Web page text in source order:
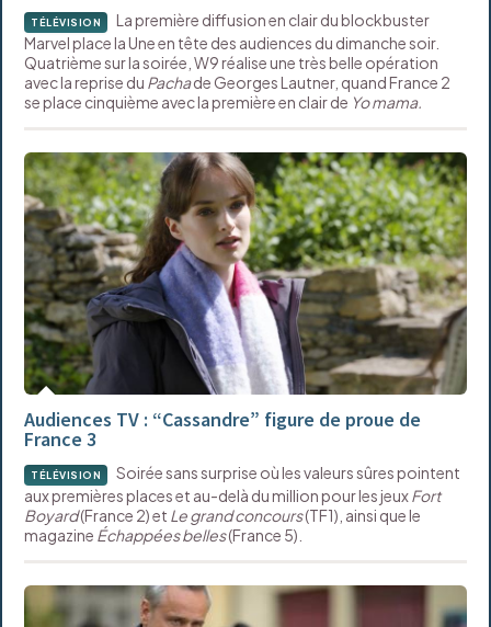
TÉLÉVISION
La première diffusion en clair du blockbuster
Marvel place la Une en tête des audiences du dimanche soir.
Quatrième sur la soirée, W9 réalise une très belle opération
avec la reprise du Pachade Georges Lautner, quand France 2
se place cinquième avec la première en clair de Yo mama.
Audiences TV : “Cassandre” figure de proue de
France 3
TÉLÉVISION
Soirée sans surprise où les valeurs sûres pointent
aux premières places et au-delà du million pour les jeuxFort
Boyard(France 2) et Le grand concours(TF1), ainsi que le
magazine Échappées belles(France 5).